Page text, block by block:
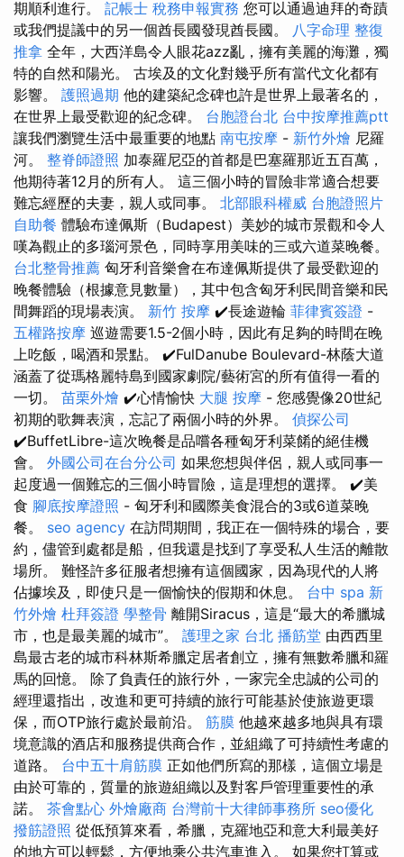
期順利進行。 記帳士 稅務申報實務 您可以通過迪拜的奇蹟
或我們提議中的另一個酋長國發現酋長國。 八字命理 整復
推拿 全年，大西洋島令人眼花azz亂，擁有美麗的海灘，獨
特的自然和陽光。 古埃及的文化對幾乎所有當代文化都有
影響。 護照過期 他的建築紀念碑也許是世界上最著名的，
在世界上最受歡迎的紀念碑。 台胞證台北 台中按摩推薦ptt
讓我們瀏覽生活中最重要的地點 南屯按摩 - 新竹外燴 尼羅
河。 整脊師證照 加泰羅尼亞的首都是巴塞羅那近五百萬，
他期待著12月的所有人。 這三個小時的冒險非常適合想要
難忘經歷的夫妻，親人或同事。 北部眼科權威 台胞證照片
自助餐 體驗布達佩斯（Budapest）美妙的城市景觀和令人
嘆為觀止的多瑙河景色，同時享用美味的三或六道菜晚餐。
台北整骨推薦 匈牙利音樂會在布達佩斯提供了最受歡迎的
晚餐體驗（根據意見數量），其中包含匈牙利民間音樂和民
間舞蹈的現場表演。 新竹 按摩 ✔️長途遊輪 菲律賓簽證 -
五權路按摩 巡遊需要1.5-2個小時，因此有足夠的時間在晚
上吃飯，喝酒和景點。 ✔️FulDanube Boulevard-林蔭大道
涵蓋了從瑪格麗特島到國家劇院/藝術宮的所有值得一看的
一切。 苗栗外燴 ✔️心情愉快 大腿 按摩 - 您感覺像20世紀
初期的歌舞表演，忘記了兩個小時的外界。 偵探公司
✔️BuffetLibre-這次晚餐是品嚐各種匈牙利菜餚的絕佳機
會。 外國公司在台分公司 如果您想與伴侶，親人或同事一
起度過一個難忘的三個小時冒險，這是理想的選擇。 ✔️美
食 腳底按摩證照 - 匈牙利和國際美食混合的3或6道菜晚
餐。 seo agency 在訪問期間，我正在一個特殊的場合，要
約，儘管到處都是船，但我還是找到了享受私人生活的離散
場所。 難怪許多征服者想擁有這個國家，因為現代的人將
佔據埃及，即使只是一個愉快的假期和休息。 台中 spa 新
竹外燴 杜拜簽證 學整骨 離開Siracus，這是“最大的希臘城
市，也是最美麗的城市”。 護理之家 台北 播筋堂 由西西里
島最古老的城市科林斯希臘定居者創立，擁有無數希臘和羅
馬的回憶。 除了負責任的旅行外，一家完全忠誠的公司的
經理還指出，改進和更可持續的旅行可能基於使旅遊更環
保，而OTP旅行處於最前沿。 筋膜 他越來越多地與具有環
境意識的酒店和服務提供商合作，並組織了可持續性考慮的
道路。 台中五十肩筋膜 正如他們所寫的那樣，這個立場是
由於可靠的，質量的旅遊組織以及對客戶管理重要性的承
諾。 茶會點心 外燴廠商 台灣前十大律師事務所 seo優化
撥筋證照 從低預算來看，希臘，克羅地亞和意大利最美好
的地方可以輕鬆，方便地乘公共汽車進入。 如果您打算或